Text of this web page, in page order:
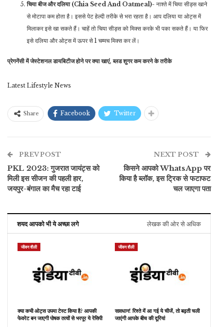
चिया बीज और दलिया (Chia Seed And Oatmeal)- नाश्ते में चिया सीड्स खाने
से मोटापा कम होता है। इससे पेट हेल्दी तरीके से भरा रहता है। आप दलिया या ओट्स में
मिलाकर इसे खा सकते हैं। चाहें तो चिया सीड्स को मिक्स करके भी पका सकते हैं। या फिर
इसे दलिया और ओट्स में ऊपर से 1 चम्मच मिक्स कर लें।
प्रेगनेंसी में जेस्टेशनल डायबिटीज होने पर क्या खाएं, ब्लड शुगर कम करने के तरीके
Latest Lifestyle News
Share Facebook Twitter
PREV POST
PKL 2023: गुजरात जायंट्स को
मिली इस सीजन की पहली हार,
जयपुर-बंगाल का मैच रहा टाई
NEXT POST
किसने आपको WhatsApp पर
किया है ब्लॉक, इस ट्रिक से फटाफट
चल जाएगा पता
शयद आपको भी ये अच्छा लगे लेखक की ओर से अधिक
जीवन शैली
क्या कभी ओट्स उपमा टेस्ट किया है? आपकी
फेवरेट बन जाएगी पोषक तत्वों से भरपूर ये रेसिपी
जीवन शैली
सावधान! रिश्ते में आ गई ये चीजें, तो बढ़ती चली
जाएंगी आपके बीच की दूरियां